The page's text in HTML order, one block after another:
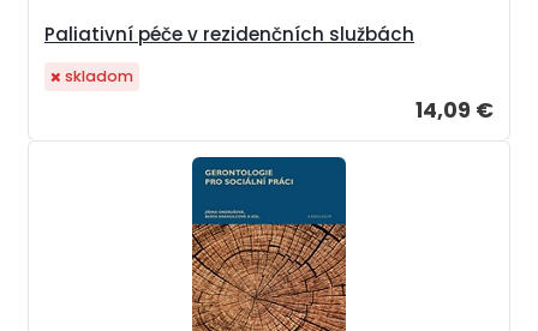
Paliativní péče v rezidenčních službách
14,09 €
skladom